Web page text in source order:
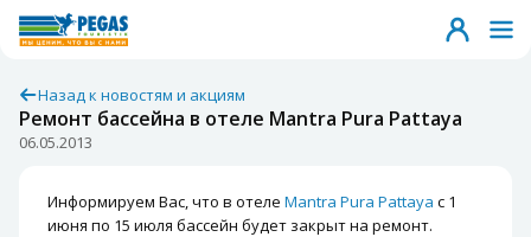
Назад к новостям и акциям
Ремонт бассейна в отеле Mantra Pura Pattaya
06.05.2013
Информируем Вас, что в отеле Mantra Pura Pattaya с 1
июня по 15 июля бассейн будет закрыт на ремонт.